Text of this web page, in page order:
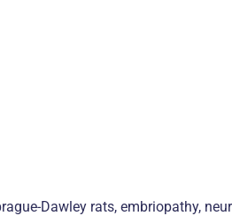
Dawley rats, embriopathy,